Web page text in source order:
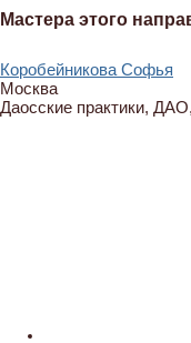
Мастера этого
Коробейникова Софья
Москва
Даосские практики,